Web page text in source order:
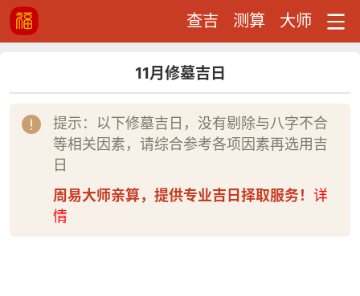
查吉 测算 大师
11月修墓吉日
提示：以下修墓吉日，没有剔除与八字不合
等相关因素，请综合参考各项因素再选用吉
日
周易大师亲算，提供专业吉日择取服务！ 详
情